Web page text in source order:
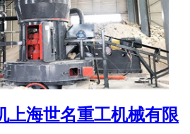
上海世名重工机械有限